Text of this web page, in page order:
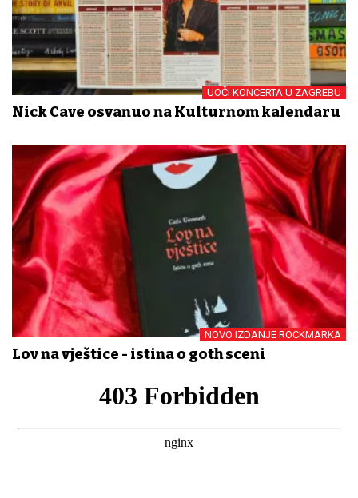
UOČI KONCERTA U ZAGREBU
Nick Cave osvanuo na Kulturnom kalendaru
NOVO IZDANJE ROCKMARKA
Lov na vještice - istina o goth sceni